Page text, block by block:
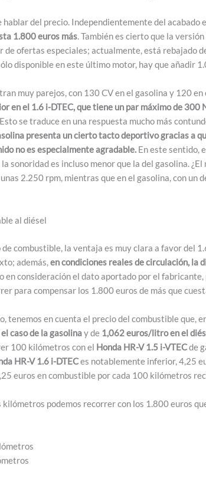
hablar del precio. Independientemente del acabado
1.800 euros más. También es cierto que la
de ofertas especiales; actualmente, está rebajado
disponible en este último motor, hay que añadir
muy parejos, con 130 CV en el gasolina y 120 en
en el 1.6 i-DTEC, que tiene un par máximo de 300
se traduce en una respuesta mucho más
presenta un cierto tacto deportivo gracias a
no es especialmente agradable. En este sentido,
sonoridad es incluso menor que la del gasolina.
2.250 rpm, mientras que en el gasolina, con un
al diésel
combustible, la ventaja es muy clara a favor del
además,en condiciones reales de circulación, la
en consideración el dato aportado por el
para compensar los 1.800 euros de más que
tenemos en cuenta el precio del combustible que,
caso de la gasolinay de 1,062 euros/litro en el
100 kilómetros con el Honda HR-V 1.5 i-VTECde
HR-V 1.6 i-DTECes notablemente inferior, 4,25
euros en combustible por cada 100 kilómetros
kilómetros podemos recorrer con los 1.800 euros